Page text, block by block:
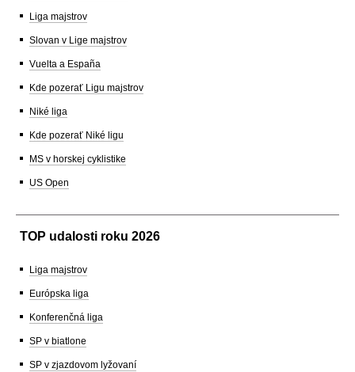
Liga majstrov
Slovan v Lige majstrov
Vuelta a España
Kde pozerať Ligu majstrov
Niké liga
Kde pozerať Niké ligu
MS v horskej cyklistike
US Open
TOP udalosti roku 2026
Liga majstrov
Európska liga
Konferenčná liga
SP v biatlone
SP v zjazdovom lyžovaní